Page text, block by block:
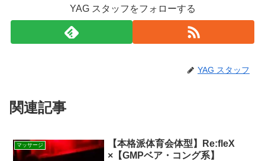
YAG スタッフをフォローする
YAG スタッフ
関連記事
マッサージ
【本格派体育会体型】Re:fleX
×【GMPベア・コング系】